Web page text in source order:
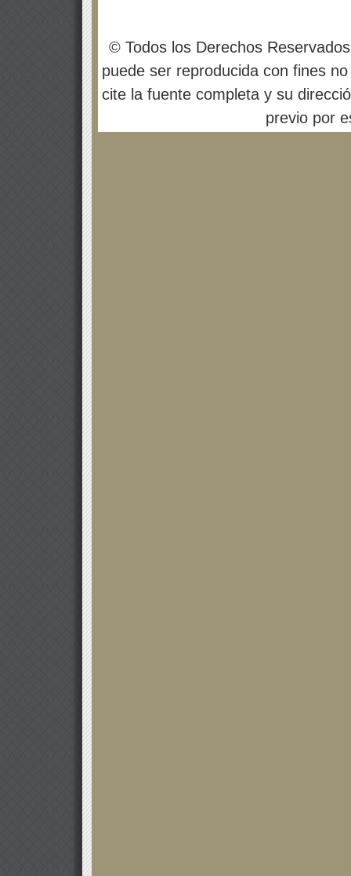
© Todos los Derechos
puede ser reproducida con fines
cite la fuente completa y su
previo por